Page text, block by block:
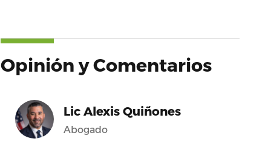
Opinión y Comentarios
Lic Alexis Quiñones
Abogado